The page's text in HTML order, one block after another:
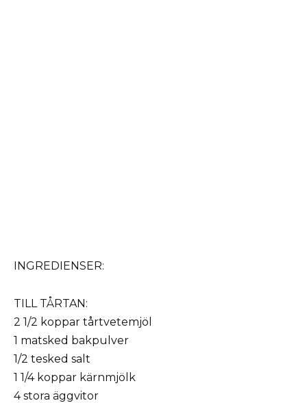
INGREDIENSER:
TILL TÅRTAN:
2 1/2 koppar tårtvetemjöl
1 matsked bakpulver
1/2 tesked salt
1 1/4 koppar kärnmjölk
4 stora äggvitor